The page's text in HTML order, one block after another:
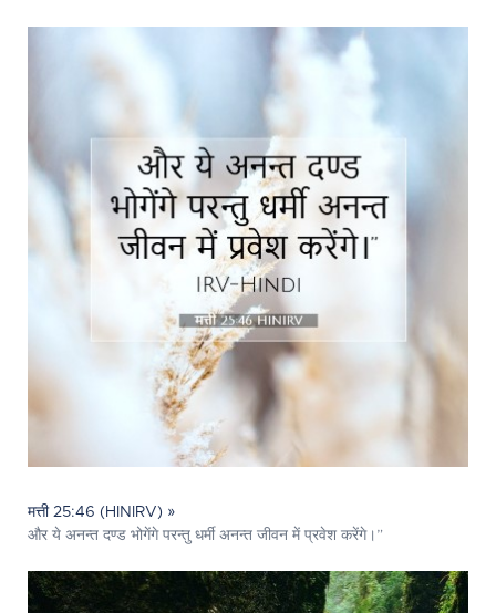
मत्ती 25:46 (HINIRV) »
और ये अनन्त दण्ड भोगेंगे परन्तु धर्मी अनन्त जीवन में प्रवेश करेंगे।”